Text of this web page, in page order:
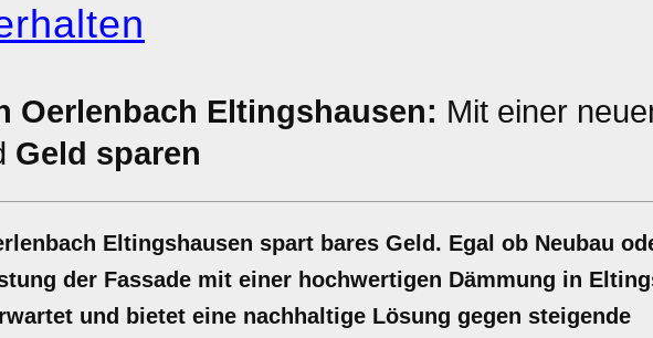
Oerlenbach Eltingshausen: Mit einer
Geld sparen
Eltingshausen spart bares Geld. Egal ob Neubau
der Fassade mit einer hochwertigen Dämmung in
und bietet eine nachhaltige Lösung gegen steigende